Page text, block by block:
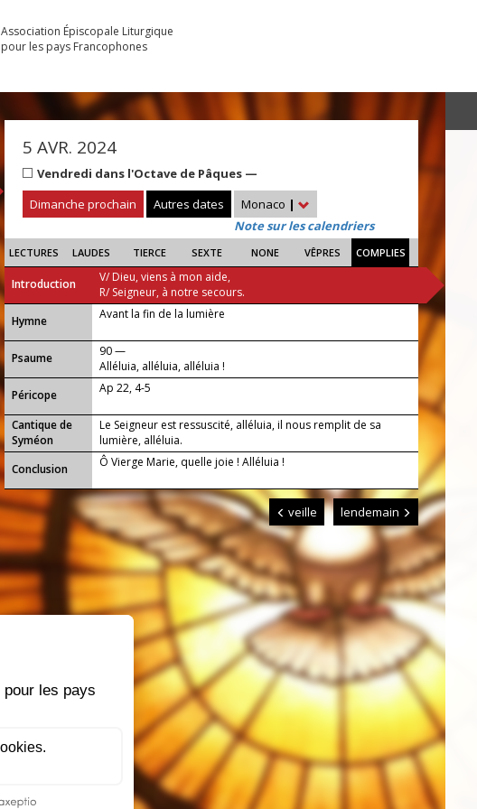
Association Épiscopale Liturgique
pour les pays Francophones
5 AVR. 2024
Vendredi dans l'Octave de Pâques —
Dimanche prochain
Autres dates Monaco |
Note sur les calendriers
LECTURES LAUDES TIERCE SEXTE NONE VÊPRES COMPLIES
Introduction
V/ Dieu, viens à mon aide,
R/ Seigneur, à notre secours.
...
Hymne Avant la fin de la lumière
Psaume
90 —
Alléluia, alléluia, alléluia !
Péricope
Ap 22, 4-5
Cantique de
Syméon
Le Seigneur est ressuscité, alléluia, il nous remplit de sa
lumière, alléluia.
Conclusion
Ô Vierge Marie, quelle joie ! Alléluia !
veille lendemain